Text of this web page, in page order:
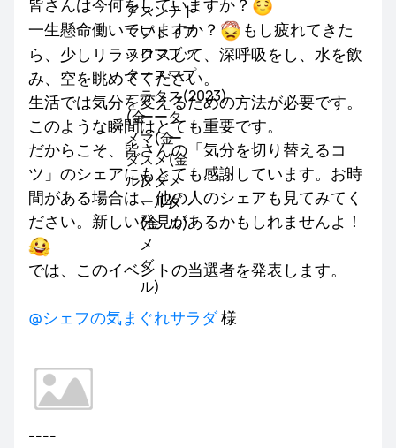
皆さんは今何をしていますか？
一生懸命働いていますか？
もし疲れてきた
ら、少しリラックスして、深呼吸をし、水を飲
み、空を眺めてください。
生活では気分を変えるための方法が必要です。
このような瞬間はとても重要です。
だからこそ、皆さんの「気分を切り替えるコ
ツ」のシェアにもとても感謝しています。お時
間がある場合は、他の人のシェアも見てみてく
ださい。新しい発見があるかもしれませんよ！
では、このイベントの当選者を発表します。
@シェフの気まぐれサラダ様
----